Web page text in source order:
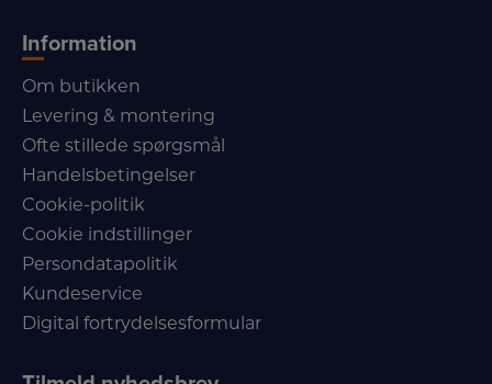
Information
Om butikken
Levering & montering
Ofte stillede spørgsmål
Handelsbetingelser
Cookie-politik
Cookie indstillinger
Persondatapolitik
Kundeservice
Digital fortrydelsesformular